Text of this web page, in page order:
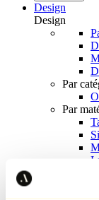
Design
Design
Par
Par